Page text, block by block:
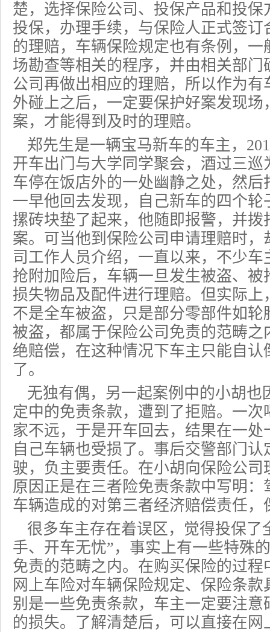
楚，选择保险公司、投保产品和投
投保，办理手续，与保险人正式签
的理赔，车辆保险规定也有条例，
场勘查等相关的程序，并由相关部
公司再做出相应的理赔，所以作为
外碰上之后，一定要保护好案发现
案，才能得到及时的理赔。
郑先生是一辆宝马新车的车主，
开车出门与大学同学聚会，酒过三
车停在饭店外的一处幽静之处，然
一早他回去发现，自己新车的四个
摞砖块垫了起来，他随即报警，并
案。可当他到保险公司申请理赔时
司工作人员介绍，一直以来，不少
抢附加险后，车辆一旦发生被盗、
损失物品及配件进行理赔。但实际
不是全车被盗，只是部分零部件如
被盗，都属于保险公司免责的范畴
绝赔偿，在这种情况下车主只能自
了。
无独有偶，另一起案例中的小胡也
定中的免责条款，遭到了拒赔。一
家不远，于是开车回去，结果在一
自己车辆也受损了。事后交警部门
驶，负主要责任。在小胡向保险公
原因正是在三者险免责条款中写明：
车辆造成的对第三者经济赔偿责任，
很多车主存在着误区，觉得投保了
手、开车无忧”，事实上有一些特殊
免责的范畴之内。在购买保险的过
网上车险对车辆保险规定、保险条
别是一些免责条款，车主一定要注
的损失。了解清楚后，可以直接在网